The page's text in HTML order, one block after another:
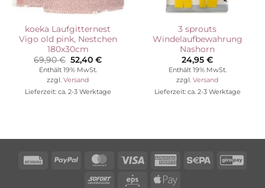
koeka Laufgitternest
Vigo old pink, Nestchen
180x30cm
69,90€ Ursprünglicher
Preis
war:
69,90 €
52,40€Aktueller
Enthält 19% MwSt.
zzgl. Versand
Lieferzeit: ca. 2-3 Werktage
3 sprouts
Windelaufbewahrung
Nashorn
24,95 €
Enthält 19% MwSt.
zzgl. Versand
Lieferzeit: ca. 2-3 Werktage
RechungPayPal MasterCard
Visa
American Sepa
Sofort
Eps
Apple